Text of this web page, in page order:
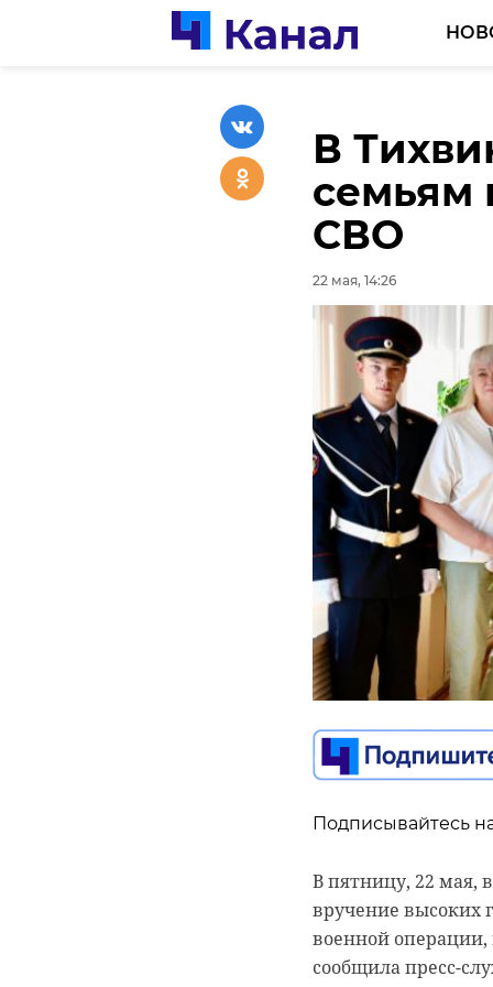
В
семьям
СВО
22 мая, 14:26
Подписывайтесь
В пятницу, 22 мая,
вручение высоких
военной операции,
сообщила пресс-
22 мая, 13:57
Подписывайтесь
Сотрудники 93‑й
районе.
экскурсию от
земле в
22 мая, 13:35
Подписывайтесь
В поселке
торжественно-
останки четырех